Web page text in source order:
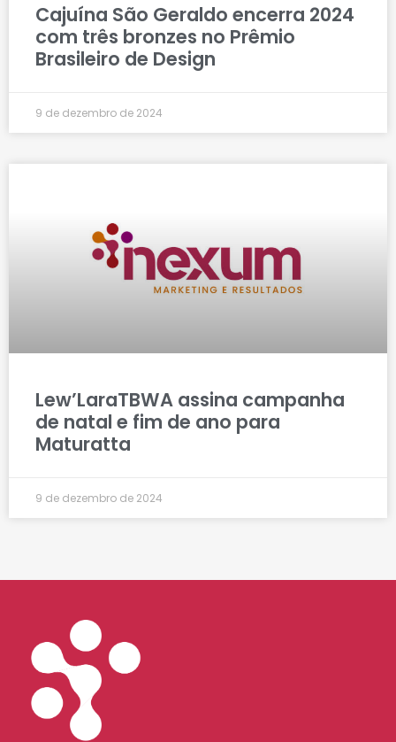
Cajuína São Geraldo encerra 2024
com três bronzes no Prêmio
Brasileiro de Design
9 de dezembro de 2024
Lew’LaraTBWA assina campanha
de natal e fim de ano para
Maturatta
9 de dezembro de 2024